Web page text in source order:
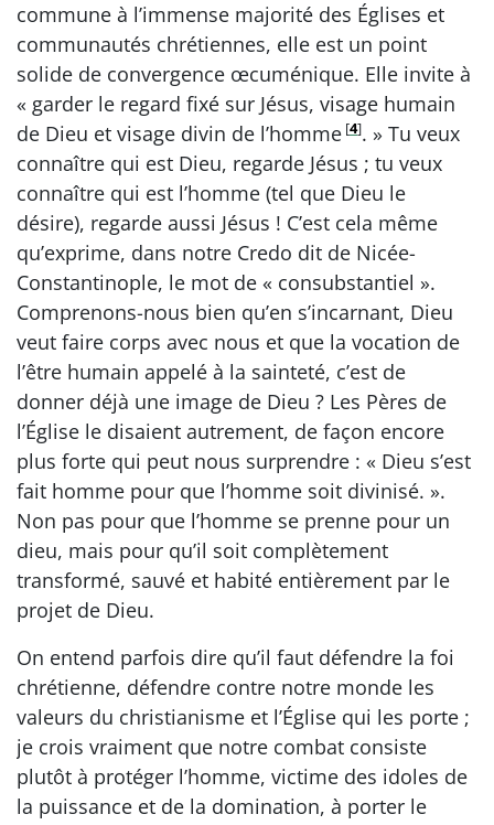
commune à l’immense majorité des Églises et
communautés chrétiennes, elle est un point
solide de convergence œcuménique. Elle invite à
« garder le regard fixé sur Jésus, visage humain
de Dieu et visage divin de l’homme [4]. » Tu veux
connaître qui est Dieu, regarde Jésus ; tu veux
connaître qui est l’homme (tel que Dieu le
désire), regarde aussi Jésus ! C’est cela même
qu’exprime, dans notre Credo dit de Nicée-
Constantinople, le mot de « consubstantiel ».
Comprenons-nous bien qu’en s’incarnant, Dieu
veut faire corps avec nous et que la vocation de
l’être humain appelé à la sainteté, c’est de
donner déjà une image de Dieu ? Les Pères de
l’Église le disaient autrement, de façon encore
plus forte qui peut nous surprendre : « Dieu s’est
fait homme pour que l’homme soit divinisé. ».
Non pas pour que l’homme se prenne pour un
dieu, mais pour qu’il soit complètement
transformé, sauvé et habité entièrement par le
projet de Dieu.
On entend parfois dire qu’il faut défendre la foi
chrétienne, défendre contre notre monde les
valeurs du christianisme et l’Église qui les porte ;
je crois vraiment que notre combat consiste
plutôt à protéger l’homme, victime des idoles de
la puissance et de la domination, à porter le